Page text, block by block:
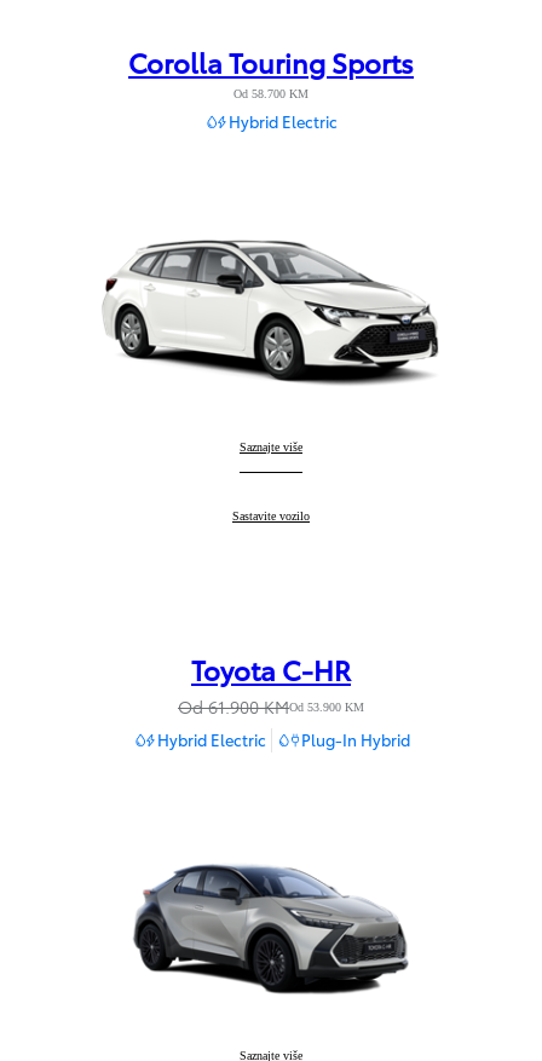
Corolla Touring Sports
Od 58.700 KM
Hybrid Electric
Corolla Touring Sports
Saznajte više
Corolla Touring Sports
Sastavite vozilo
Toyota C-HR
Od 61.900 KMOd 53.900 KM
Hybrid Electric Plug-In Hybrid
Toyota C-HR
Saznajte više